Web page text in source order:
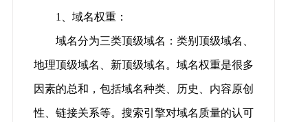
1、域名权重：
域名分为三类顶级域名：类别顶级域名、
地理顶级域名、新顶级域名。域名权重是很多
因素的总和，包括域名种类、历史、内容原创
性、链接关系等。搜索引擎对域名质量的认可